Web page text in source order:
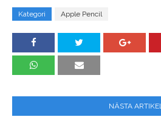
Kategori Apple Pencil
NÄSTA ARTIKEL